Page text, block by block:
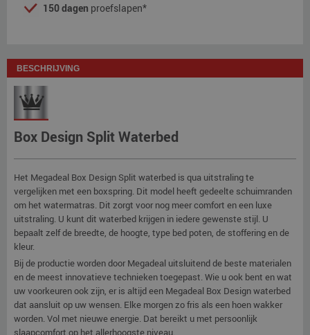
150 dagen proefslapen*
BESCHRIJVING
Box Design Split Waterbed
Het Megadeal Box Design Split waterbed is qua uitstraling te
vergelijken met een boxspring. Dit model heeft gedeelte schuimranden
om het watermatras. Dit zorgt voor nog meer comfort en een luxe
uitstraling. U kunt dit waterbed krijgen in iedere gewenste stijl. U
bepaalt zelf de breedte, de hoogte, type bed poten, de stoffering en de
kleur.
Bij de productie worden door Megadeal uitsluitend de beste materialen
en de meest innovatieve technieken toegepast. Wie u ook bent en wat
uw voorkeuren ook zijn, er is altijd een Megadeal Box Design waterbed
dat aansluit op uw wensen. Elke morgen zo fris als een hoen wakker
worden. Vol met nieuwe energie. Dat bereikt u met persoonlijk
slaapcomfort op het allerhoogste niveau.